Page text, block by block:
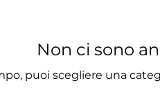
Non ci sono
puoi scegliere una